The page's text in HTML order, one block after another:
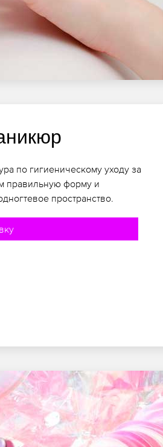
по гигиеническому уходу за
правильную форму и
пространство.